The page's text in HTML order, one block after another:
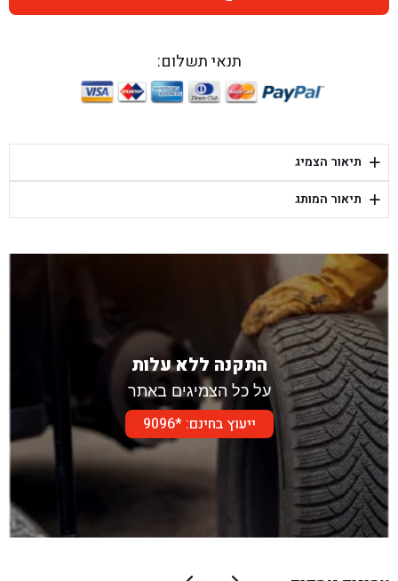
בן גל - היובלים 26, הוד השרון - הוד השרון
בן גל - יפת 88, תל אביב יפו - תל אביב
בן גל - דור אלון הר טוב - בית שמש
תנאי תשלום:
+ תיאור הצמיג
+ תיאור המותג
התקנה ללא עלות
על כל הצמיגים באתר
ייעוץ בחינם: *9096